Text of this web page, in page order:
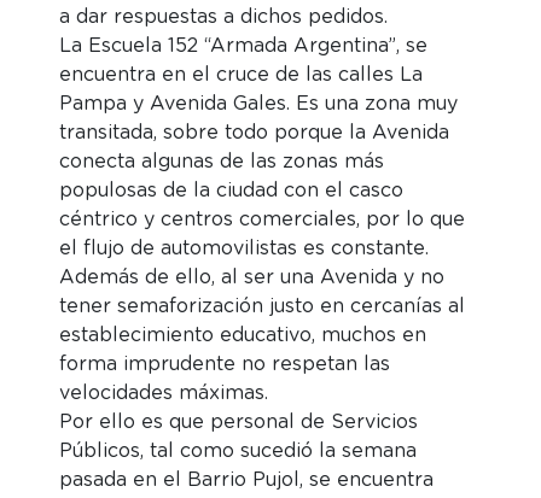
a dar respuestas a dichos pedidos.
La Escuela 152 “Armada Argentina”, se
encuentra en el cruce de las calles La
Pampa y Avenida Gales. Es una zona muy
transitada, sobre todo porque la Avenida
conecta algunas de las zonas más
populosas de la ciudad con el casco
céntrico y centros comerciales, por lo que
el flujo de automovilistas es constante.
Además de ello, al ser una Avenida y no
tener semaforización justo en cercanías al
establecimiento educativo, muchos en
forma imprudente no respetan las
velocidades máximas.
Por ello es que personal de Servicios
Públicos, tal como sucedió la semana
pasada en el Barrio Pujol, se encuentra